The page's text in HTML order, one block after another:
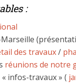
:
Marseille
des travaux/
réunions de notre
infos-travaux » (